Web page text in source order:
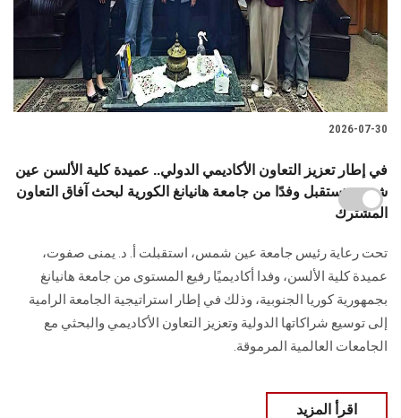
2026-07-30
في إطار تعزيز التعاون الأكاديمي الدولي.. عميدة كلية الألسن عين
شمس تستقبل وفدًا من جامعة هانيانغ الكورية لبحث آفاق التعاون
المشترك
تحت رعاية رئيس جامعة عين شمس، استقبلت أ. د. يمنى صفوت،
عميدة كلية الألسن، وفدا أكاديميًا رفيع المستوى من جامعة هانيانغ
بجمهورية كوريا الجنوبية، وذلك في إطار استراتيجية الجامعة الرامية
إلى توسيع شراكاتها الدولية وتعزيز التعاون الأكاديمي والبحثي مع
الجامعات العالمية المرموقة.
اقرأ المزيد